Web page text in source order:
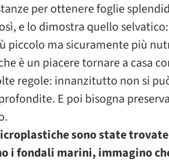
per ottenere foglie
e lo dimostra quello
piccolo ma sicuramente più
è un piacere tornare a casa
regole: innanzitutto non si
E poi bisogna
sono state
i fondali marini, immagino